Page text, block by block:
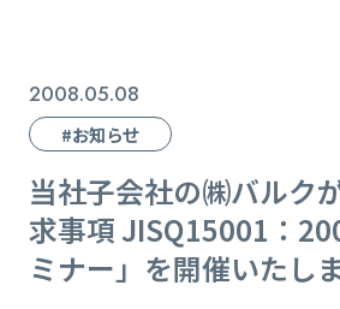
2008.05.08
#お知らせ
当社子会社の㈱バルク
求事項 JISQ15001：
ミナー」を開催いたしま